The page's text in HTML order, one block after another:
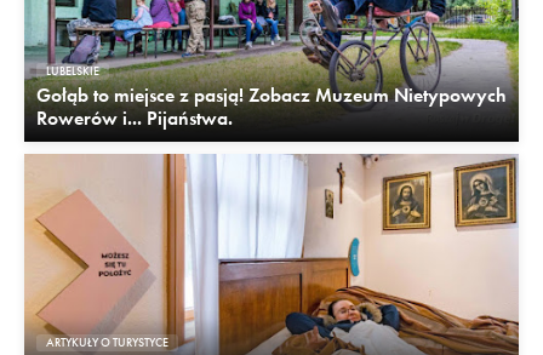
LUBELSKIE
Gołąb to miejsce z pasją! Zobacz Muzeum Nietypowych
Rowerów i... Pijaństwa.
ARTYKUŁY O TURYSTYCE